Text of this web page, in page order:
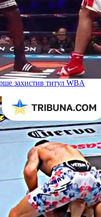
захистив титул WBA